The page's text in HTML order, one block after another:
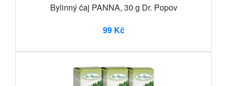
Bylinný čaj PANNA, 30 g Dr. Popov
99 Kč